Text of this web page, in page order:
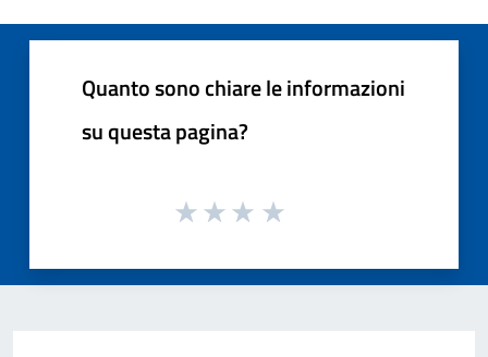
Quanto sono chiare le informazioni
su questa pagina?